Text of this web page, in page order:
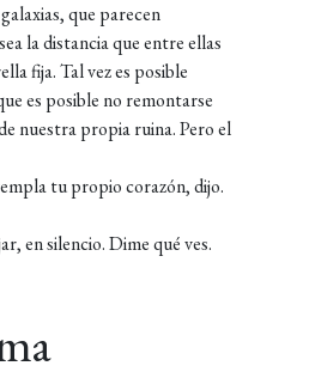
que parecen
la distancia que entre ellas
fija. Tal vez es posible
es posible no remontarse
nuestra propia ruina. Pero el
tu propio corazón, dijo.
en silencio. Dime qué ves.